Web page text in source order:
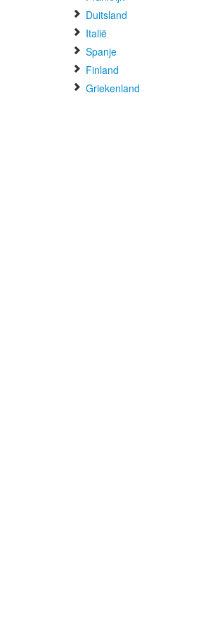
Duitsland
Italië
Spanje
Finland
Griekenland